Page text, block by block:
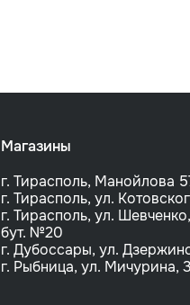
Магазины
г. Тирасполь, Манойлова
г. Тирасполь, ул.
г. Тирасполь, ул.
бут. №20
г. Дубоссары, ул.
г. Рыбница, ул. Мичурина,